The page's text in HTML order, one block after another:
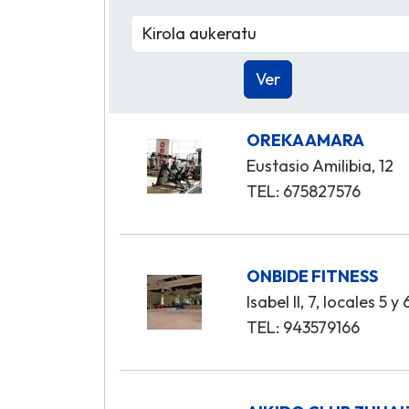
OREKA AMARA
Eustasio Amilibia, 12
TEL: 675827576
ONBIDE FITNESS
Isabel II, 7, locales 5 y
TEL: 943579166